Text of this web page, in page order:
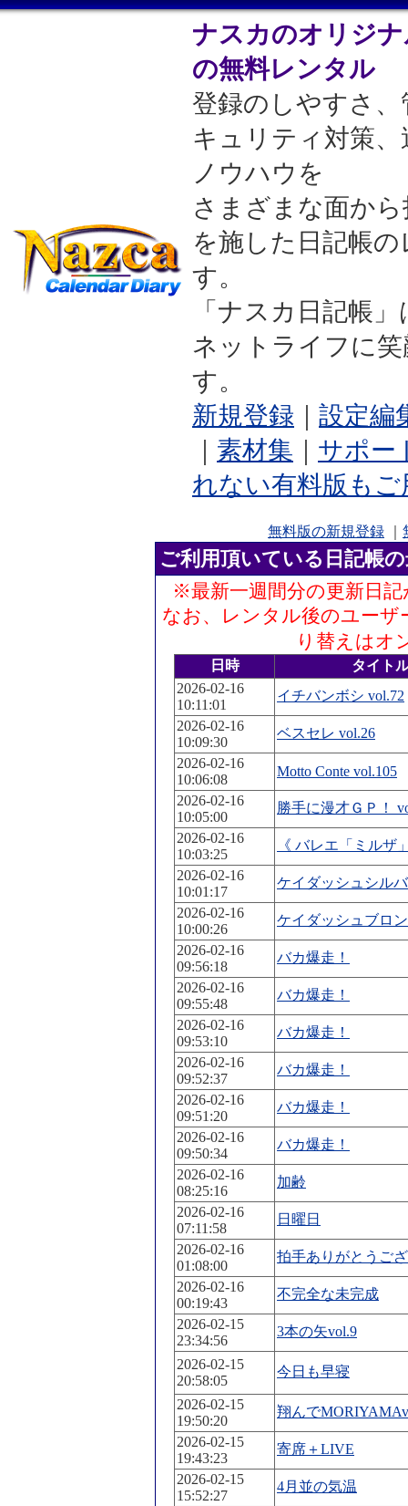
ナスカのオリジ
の無料レンタル
登録のしやすさ
キュリティ対策
ノウハウを
さまざまな面か
を施した日記帳
す。
「ナスカ日記帳
ネットライフに
す。
新規登録
設定編
素材集
サポー
れない有料版も
無料版の新規登録
ご利用頂いている日記帳
※最新一週間分の更新日
なお、レンタル後のユーザ
り替えはオ
日時
タイト
2026-02-16
10:11:01
イチバンボシ vol.72
2026-02-16
10:09:30
ベスセレ vol.26
2026-02-16
10:06:08
Motto Conte vol.105
2026-02-16
10:05:00
勝手に漫才ＧＰ！
2026-02-16
10:03:25
《 バレエ「ミルザ
2026-02-16
10:01:17
ケイダッシュシル
2026-02-16
10:00:26
ケイダッシュブロ
2026-02-16
09:56:18
バカ爆走！
2026-02-16
09:55:48
バカ爆走！
2026-02-16
09:53:10
バカ爆走！
2026-02-16
09:52:37
バカ爆走！
2026-02-16
09:51:20
バカ爆走！
2026-02-16
09:50:34
バカ爆走！
2026-02-16
08:25:16
加齢
2026-02-16
07:11:58
日曜日
2026-02-16
01:08:00
拍手ありがとうご
2026-02-16
00:19:43
不完全な未完成
2026-02-15
23:34:56
3本の矢vol.9
2026-02-15
20:58:05
今日も早寝
2026-02-15
19:50:20
翔んで
2026-02-15
19:43:23
寄席＋LIVE
2026-02-15
15:52:27
4月並の気温